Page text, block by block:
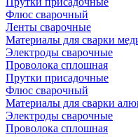
Флюс сварочный
Ленты сварочные
Материалы для сварки
Электроды сварочные
Проволока сплошная
Прутки присадочные
Флюс сварочный
Материалы для сварки
Электроды сварочные
Проволока сплошная